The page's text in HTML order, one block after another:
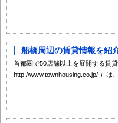
船橋周辺の賃貸情報を紹
首都圏で50店舗以上を展開する賃
http://www.townhousing.co.jp/ ）は